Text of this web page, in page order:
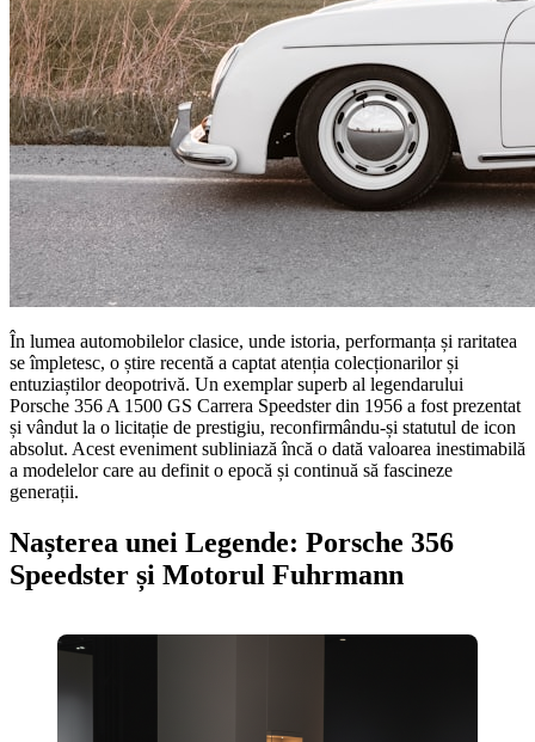
În lumea automobilelor clasice, unde istoria, performanța și raritatea
se împletesc, o știre recentă a captat atenția colecționarilor și
entuziaștilor deopotrivă. Un exemplar superb al legendarului
Porsche 356 A 1500 GS Carrera Speedster din 1956 a fost prezentat
și vândut la o licitație de prestigiu, reconfirmându-și statutul de icon
absolut. Acest eveniment subliniază încă o dată valoarea inestimabilă
a modelelor care au definit o epocă și continuă să fascineze
generații.
Nașterea unei Legende: Porsche 356
Speedster și Motorul Fuhrmann